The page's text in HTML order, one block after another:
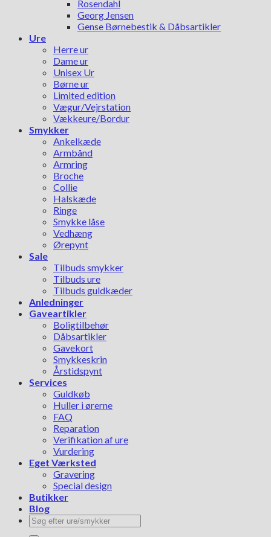
Rosendahl
Georg Jensen
Gense Børnebestik & Dåbsartikler
Ure
Herre ur
Dame ur
Unisex Ur
Børne ur
Limited edition
Vægur/Vejrstation
Vækkeure/Bordur
Smykker
Ankelkæde
Armbånd
Armring
Broche
Collie
Halskæde
Ringe
Smykke låse
Vedhæng
Ørepynt
Sale
Tilbuds smykker
Tilbuds ure
Tilbuds guldkæder
Anledninger
Gaveartikler
Boligtilbehør
Dåbsartikler
Gavekort
Smykkeskrin
Årstidspynt
Services
Guldkøb
Huller i ørerne
FAQ
Reparation
Verifikation af ure
Vurdering
Eget Værksted
Gravering
Special design
Butikker
Blog
Søg
efter: